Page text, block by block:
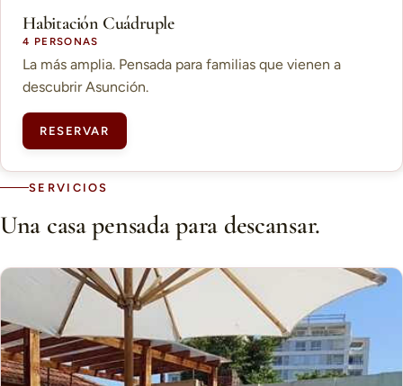
Habitación Cuádruple
4 PERSONAS
La más amplia. Pensada para familias que vienen a
descubrir Asunción.
RESERVAR
SERVICIOS
Una casa pensada para descansar.